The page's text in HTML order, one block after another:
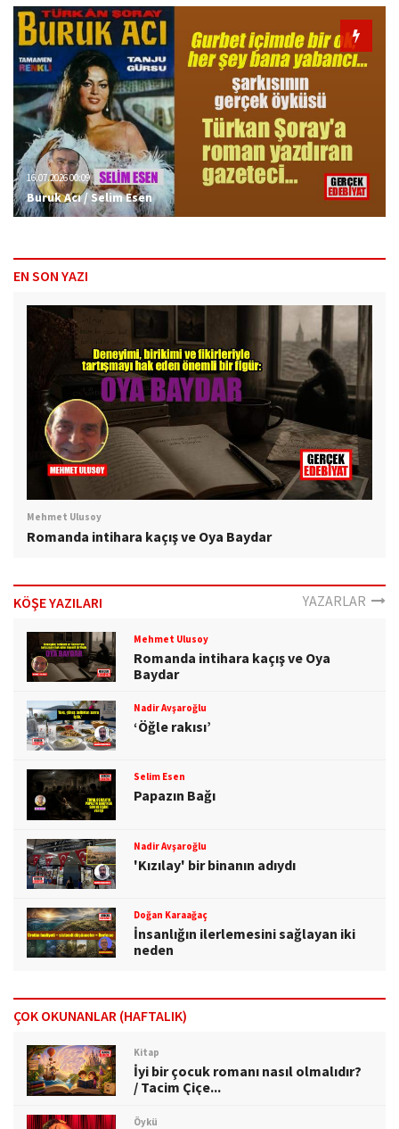
16.07.2026 00:09
Buruk Acı / Selim Esen
EN SON YAZI
Mehmet Ulusoy
Romanda intihara kaçış ve Oya Baydar
KÖŞE YAZILARI YAZARLAR
Mehmet Ulusoy
Romanda intihara kaçış ve Oya
Baydar
Nadir Avşaroğlu
‘Öğle rakısı’
Selim Esen
Papazın Bağı
Nadir Avşaroğlu
'Kızılay' bir binanın adıydı
Doğan Karaağaç
İnsanlığın ilerlemesini sağlayan iki
neden
ÇOK OKUNANLAR (HAFTALIK)
Kitap
İyi bir çocuk romanı nasıl olmalıdır?
/ Tacim Çiçe...
Öykü